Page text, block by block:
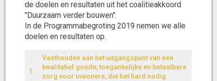
de doelen en resultaten uit het coalitieakkoord
"Duurzaam verder bouwen".
In de Programmabegroting 2019 nemen we alle
doelen en resultaten op.
1.
Vasthouden aan het uitgangspunt van een
kwalitatief goede, toegankelijke en betaalbare
zorg voor inwoners, die het hard nodig